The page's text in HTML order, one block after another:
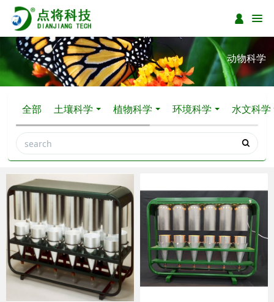
动物科学
全部 土壤科学 植物科学 环境科学 水文科学